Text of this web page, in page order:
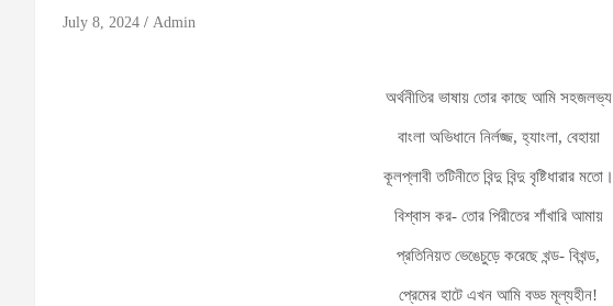
July 8, 2024 Admin
অর্থনীতির ভাষায় তোর কাছে আমি সহজলভ্য
বাংলা অভিধানে নির্লজ্জ, হ্যাংলা, বেহায়া
কূলপ্লাবী তটিনীতে বিন্দু বিন্দু বৃষ্টিধারার মতো।
বিশ্বাস কর- তোর পিরীতের শাঁখারি আমায়
প্রতিনিয়ত ভেঙেচুড়ে করেছে খন্ড- বিখন্ড,
প্রেমের হাটে এখন আমি বড্ড মূল্যহীন!